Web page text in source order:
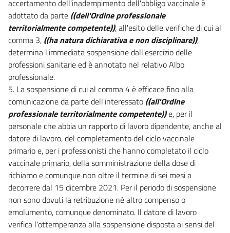
accertamento dell'inadempimento dell'obbligo vaccinale è
adottato da parte ((dell'Ordine professionale
territorialmente competente)), all'esito delle verifiche di cui al
comma 3, ((ha natura dichiarativa e non disciplinare)),
determina l'immediata sospensione dall'esercizio delle
professioni sanitarie ed è annotato nel relativo Albo
professionale.
5. La sospensione di cui al comma 4 è efficace fino alla
comunicazione da parte dell'interessato ((all'Ordine
professionale territorialmente competente))e, per il
personale che abbia un rapporto di lavoro dipendente, anche al
datore di lavoro, del completamento del ciclo vaccinale
primario e, per i professionisti che hanno completato il ciclo
vaccinale primario, della somministrazione della dose di
richiamo e comunque non oltre il termine di sei mesi a
decorrere dal 15 dicembre 2021. Per il periodo di sospensione
non sono dovuti la retribuzione né altro compenso o
emolumento, comunque denominato. Il datore di lavoro
verifica l'ottemperanza alla sospensione disposta ai sensi del